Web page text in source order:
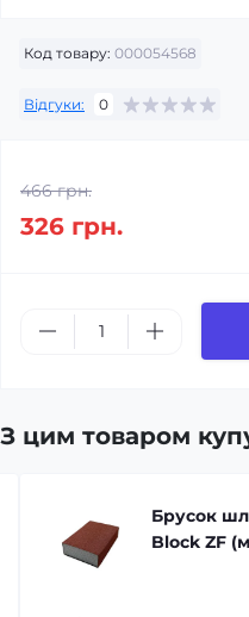
Код товару: 000054568
Відгуки: 0
466 грн.
326 грн.
З цим товаром
Брусок